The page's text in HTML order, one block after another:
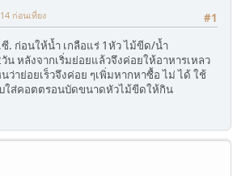
#1
ก่อนเที่ยง
. ก่อนให้น้ำ เกลือแร่ 1หัว ไม้ขีด/น้ำ
น หลังจากเริ่มย่อยแล้วจึงค่อยให้อาหารเหลว
ว่าย่อยเร็วจึงค่อย ๆเพิ่มหากหาซื้อ ไม่ ได้ ใช้
ใส่คอตตรอนบัดขนาดหัวไม้ขีดให้กิน